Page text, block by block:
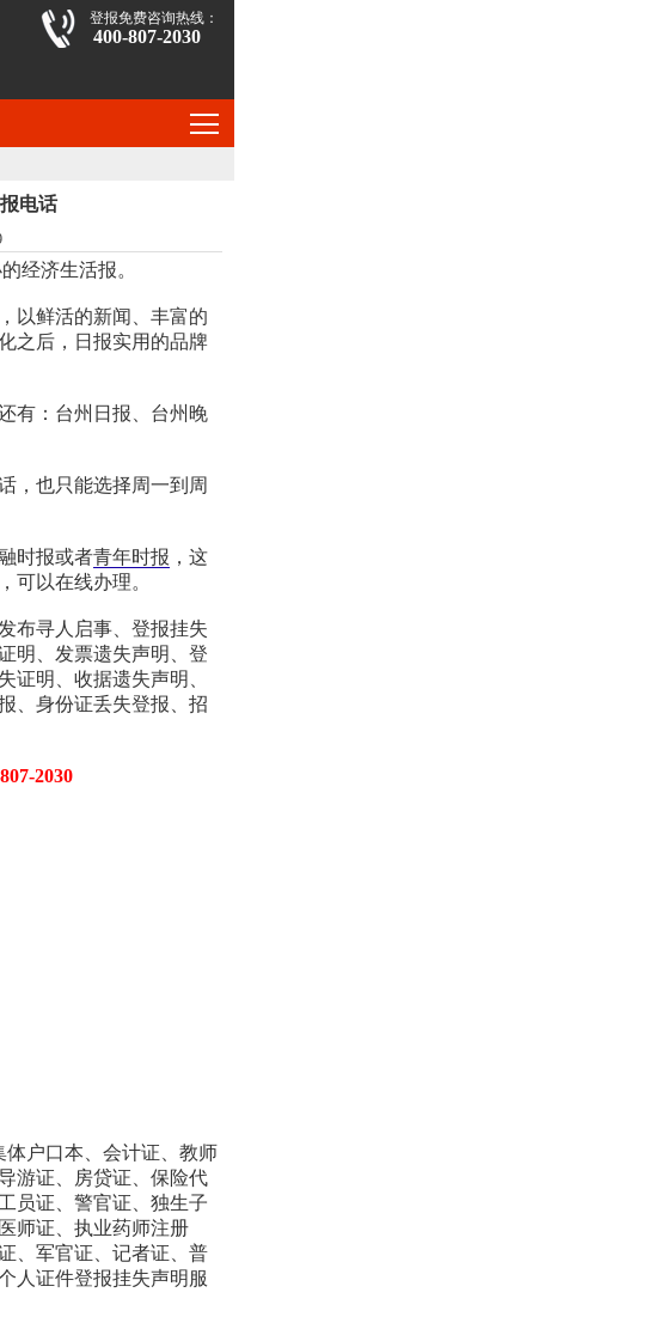
登报免费咨询热线：
400-807-2030
电话
经济生活报。
以鲜活的新闻、丰富的
之后，日报实用的品牌
有：台州日报、台州晚
，也只能选择周一到周
时报或者青年时报 ，这
可以在线办理。
布寻人启事、登报挂失
明、发票遗失声明、登
证明、收据遗失声明、
、身份证丢失登报、招
2030
户口本、会计证、教师
游证、房贷证、保险代
员证、警官证、独生子
师证、执业药师注册
、军官证、记者证、普
人证件登报挂失声明服